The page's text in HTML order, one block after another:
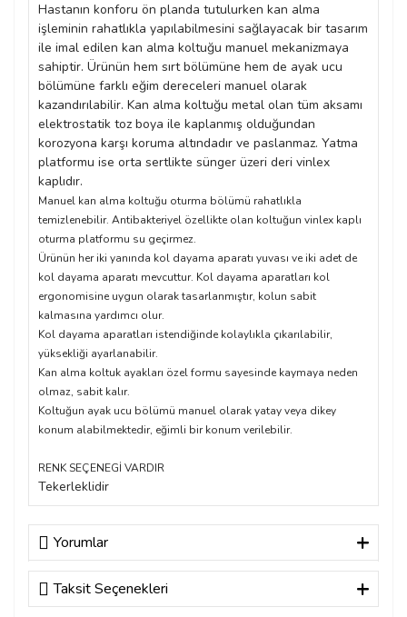
Hastanın konforu ön planda tutulurken kan alma
işleminin rahatlıkla yapılabilmesini sağlayacak bir tasarım
ile imal edilen kan alma koltuğu manuel mekanizmaya
sahiptir. Ürünün hem sırt bölümüne hem de ayak ucu
bölümüne farklı eğim dereceleri manuel olarak
kazandırılabilir. Kan alma koltuğu metal olan tüm aksamı
elektrostatik toz boya ile kaplanmış olduğundan
korozyona karşı koruma altındadır ve paslanmaz. Yatma
platformu ise orta sertlikte sünger üzeri deri vinlex
kaplıdır.
Manuel kan alma koltuğu oturma bölümü rahatlıkla
temizlenebilir. Antibakteriyel özellikte olan koltuğun vinlex kaplı
oturma platformu su geçirmez.
Ürünün her iki yanında kol dayama aparatı yuvası ve iki adet de
kol dayama aparatı mevcuttur. Kol dayama aparatları kol
ergonomisine uygun olarak tasarlanmıştır, kolun sabit
kalmasına yardımcı olur.
Kol dayama aparatları istendiğinde kolaylıkla çıkarılabilir,
yüksekliği ayarlanabilir.
Kan alma koltuk ayakları özel formu sayesinde kaymaya neden
olmaz, sabit kalır.
Koltuğun ayak ucu bölümü manuel olarak yatay veya dikey
konum alabilmektedir, eğimli bir konum verilebilir.
RENK SEÇENEGİ VARDIR
Tekerleklidir
Yorumlar
Bu ürüne ilk yorumu siz yapın!
Taksit Seçenekleri